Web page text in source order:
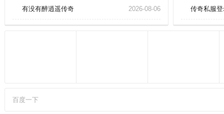
有没有醉逍遥传奇 2026-08-06 传奇私服
百度一下